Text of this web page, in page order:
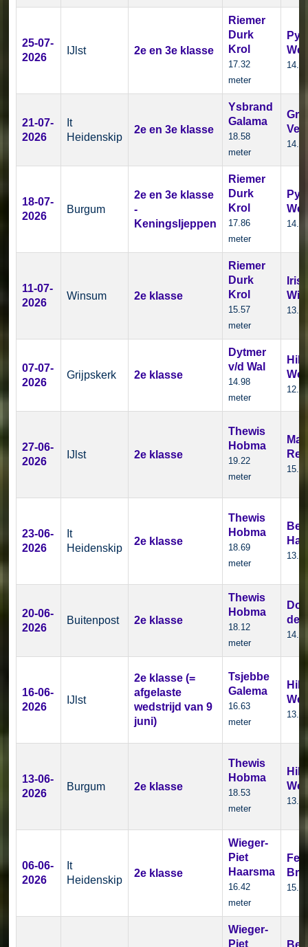
25-07-
2026
IJlst 2e en 3e klasse
Riemer
Durk
Krol
17.32
meter
21-07-
2026
It
Heidenskip
2e en 3e klasse
Ysbrand
Galama
18.58
meter
18-07-
2026
Burgum
2e en 3e klasse
-
Keningsljeppen
Riemer
Durk
Krol
17.86
meter
11-07-
2026
Winsum 2e klasse
Riemer
Durk
Krol
15.57
meter
Iris
07-07-
2026
Grijpskerk 2e klasse
Dytmer
v/d Wal
14.98
meter
Weij
27-06-
2026
IJlst 2e klasse
Thewis
Hobma
19.22
meter
23-06-
2026
It
Heidenskip
2e klasse
Thewis
Hobma
18.69
meter
20-06-
2026
Buitenpost 2e klasse
Thewis
Hobma
18.12
meter
de
16-06-
2026
IJlst
2e klasse (=
afgelaste
wedstrijd van 9
juni)
Tsjebbe
Galema
16.63
meter
Weij
13-06-
2026
Burgum 2e klasse
Thewis
Hobma
18.53
meter
Weij
06-06-
2026
It
Heidenskip
2e klasse
Wieger-
Piet
Haarsma
16.42
meter
Wieger-
Piet